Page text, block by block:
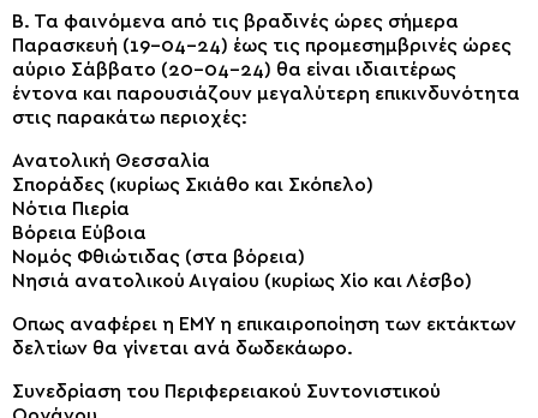
Β. Τα φαινόμενα από τις βραδινές ώρες σήμερα
Παρασκευή (19-04-24) έως τις προμεσημβρινές ώρες
αύριο Σάββατο (20-04-24) θα είναι ιδιαιτέρως
έντονα και παρουσιάζουν μεγαλύτερη επικινδυνότητα
στις παρακάτω περιοχές:
Ανατολική Θεσσαλία
Σποράδες (κυρίως Σκιάθο και Σκόπελο)
Νότια Πιερία
Βόρεια Εύβοια
Νομός Φθιώτιδας (στα βόρεια)
Νησιά ανατολικού Αιγαίου (κυρίως Χίο και Λέσβο)
Οπως αναφέρει η ΕΜΥ η επικαιροποίηση των εκτάκτων
δελτίων θα γίνεται ανά δωδεκάωρο.
Συνεδρίαση του Περιφερειακού Συντονιστικού